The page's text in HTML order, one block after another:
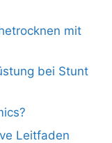
mit
bei Stunt
Leitfaden